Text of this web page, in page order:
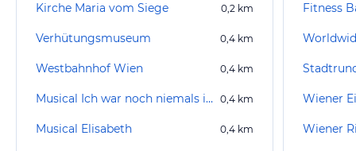
Kirche Maria vom Siege 0,2 km
Verhütungsmuseum 0,4 km
Westbahnhof Wien 0,4 km
Musical Ich war noch niemals in New York 0,4 km
Musical Elisabeth 0,4 km
Fitness
Wiener
Wiener